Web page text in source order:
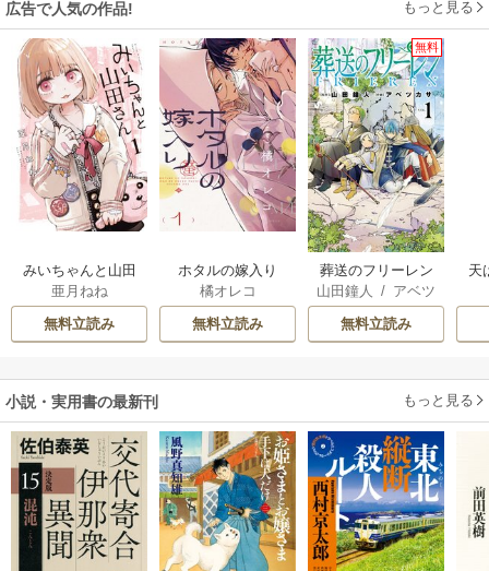
広告で人気の作品! もっと見る
みいちゃんと山田
さん
亜月ねね
無料立読み
ホタルの嫁入り
橘オレコ
無料立読み
無料
葬送のフリーレン
山田鐘人 / アベツ
カサ
無料立読み
天
小説・実用書の最新刊 もっと見る